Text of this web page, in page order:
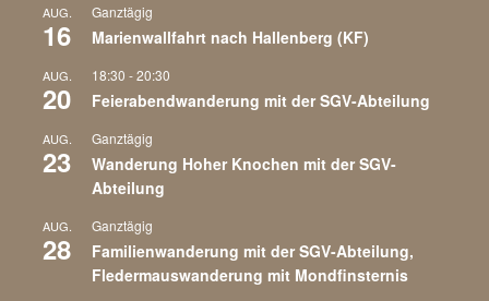
AUG.
16
Ganztägig
Marienwallfahrt nach Hallenberg (KF)
AUG.
20
18:30 -20:30
Feierabendwanderung mit der SGV-Abteilung
AUG.
23
Ganztägig
Wanderung Hoher Knochen mit der SGV-
Abteilung
AUG.
28
Ganztägig
Familienwanderung mit der SGV-Abteilung,
Fledermauswanderung mit Mondfinsternis